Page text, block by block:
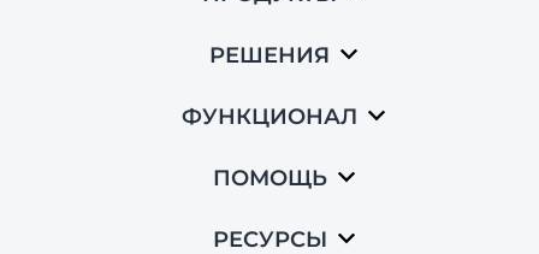
РЕШЕНИЯ
ФУНКЦИОНАЛ
ПОМОЩЬ
РЕСУРСЫ